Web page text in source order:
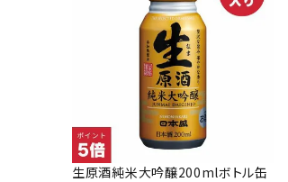
生原酒純米大吟醸200mlボトル缶